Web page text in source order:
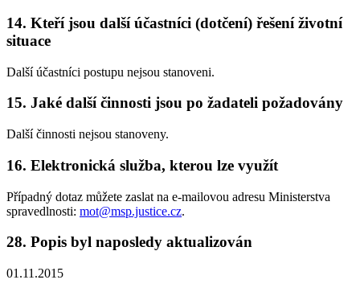
14. Kteří jsou další účastníci (dotčení) řešení životní
situace
Další účastníci postupu nejsou stanoveni.
15. Jaké další činnosti jsou po žadateli požadovány
Další činnosti nejsou stanoveny.
16. Elektronická služba, kterou lze využít
Případný dotaz můžete zaslat na e-mailovou adresu Ministerstva
spravedlnosti: mot@msp.justice.cz.
28. Popis byl naposledy aktualizován
01.11.2015